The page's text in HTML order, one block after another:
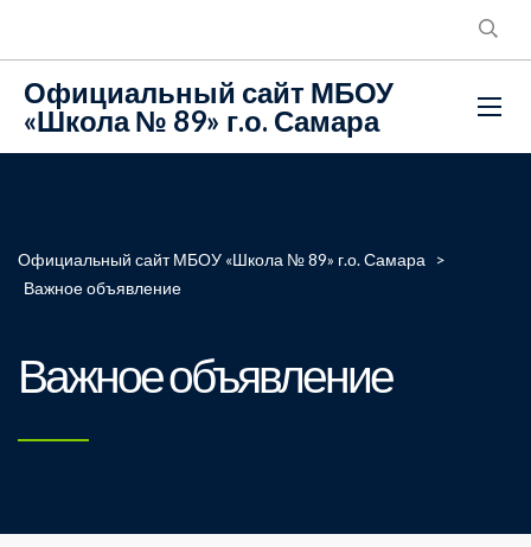
Официальный сайт МБОУ
«Школа № 89» г.о. Самара
Официальный сайт МБОУ «Школа № 89» г.о. Самара
>
Важное объявление
Важное объявление